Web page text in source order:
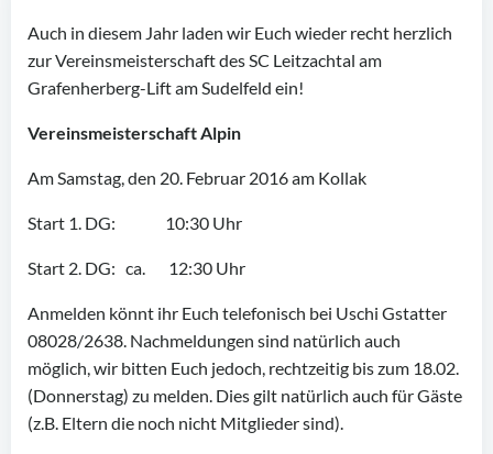
Auch in diesem Jahr laden wir Euch wieder recht herzlich
zur Vereinsmeisterschaft des SC Leitzachtal am
Grafenherberg-Lift am Sudelfeld ein!
Vereinsmeisterschaft Alpin
Am Samstag, den 20. Februar 2016 am Kollak
Start 1. DG: 10:30 Uhr
Start 2. DG: ca. 12:30 Uhr
Anmelden könnt ihr Euch telefonisch bei Uschi Gstatter
08028/2638. Nachmeldungen sind natürlich auch
möglich, wir bitten Euch jedoch, rechtzeitig bis zum 18.02.
(Donnerstag) zu melden. Dies gilt natürlich auch für Gäste
(z.B. Eltern die noch nicht Mitglieder sind).